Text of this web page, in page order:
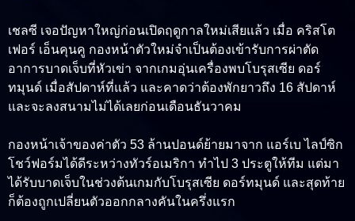
เชลซี เจอปัญหาใหญ่ก่อนเปิดฤดูกาลใหม่เสียแล้ว เมื่อ คริสโต
เฟอร์ เอ็นคุนคู กองหน้าตัวใหม่จำเป็นต้องเข้ารับการผ่าตัด
อาการบาดเจ็บที่หัวเข่า จากเกมอุ่นเครื่องพบโบรุสเซีย ดอร์
ทมุนด์ เมื่อสัปดาห์ที่แล้ว และคาดว่าต้องพักยาวถึง 16 สัปดาห์
และจะลงสนามไม่ได้เลยก่อนเดือนธันวาคม
กองหน้าเจ้าของค่าตัว 53 ล้านปอนด์ย้ายมาจาก แอร์เบ ไลป์ซิก
โชว์ฟอร์มได้ดีระหว่างทัวร์อเมริกา ทำไป 3 ประตูให้ทีม แต่มา
ได้รับบาดเจ็บในช่วงต้นเกมกับโบรุสเซีย ดอร์ทมุนด์ และสุดท้าย
ก็ต้องถูกเปลี่ยนตัวออกกลางคันในครึ่งแรก